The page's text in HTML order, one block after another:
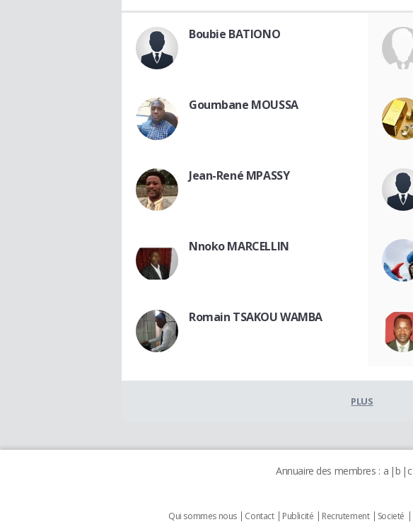
Boubie BATIONO
Goumbane MOUSSA
Jean-René MPASSY
Nnoko MARCELLIN
Romain TSAKOU WAMBA
PLUS
Annuaire des membres : a b c
Qui sommes nous Contact Publicité Recrutement Societé